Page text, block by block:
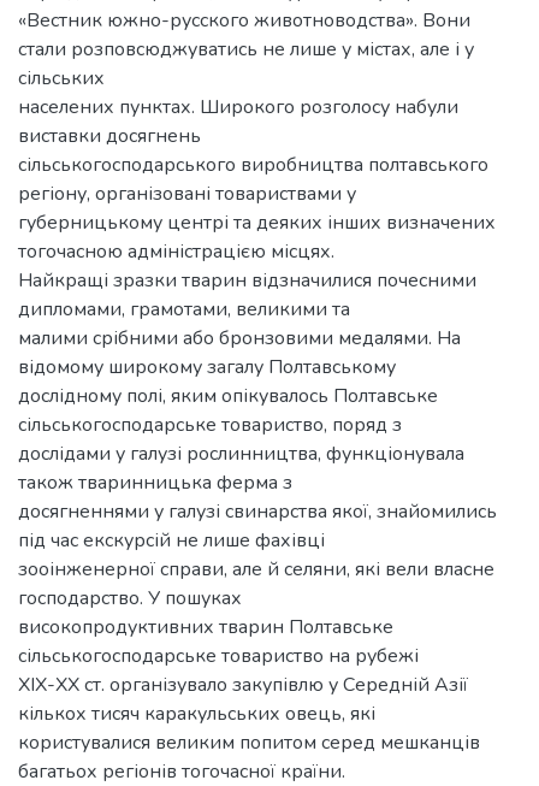
«Вестник южно-русского животноводства». Вони
стали розповсюджуватись не лише у містах, але і у
сільських
населених пунктах. Широкого розголосу набули
виставки досягнень
сільськогосподарського виробництва полтавського
регіону, організовані товариствами у
губерницькому центрі та деяких інших визначених
тогочасною адміністрацією місцях.
Найкращі зразки тварин відзначилися почесними
дипломами, грамотами, великими та
малими срібними або бронзовими медалями. На
відомому широкому загалу Полтавському
дослідному полі, яким опікувалось Полтавське
сільськогосподарське товариство, поряд з
дослідами у галузі рослинництва, функціонувала
також тваринницька ферма з
досягненнями у галузі свинарства якої, знайомились
під час екскурсій не лише фахівці
зооінженерної справи, але й селяни, які вели власне
господарство. У пошуках
високопродуктивних тварин Полтавське
сільськогосподарське товариство на рубежі
ХІХ-ХХ ст. організувало закупівлю у Середній Азії
кількох тисяч каракульських овець, які
користувалися великим попитом серед мешканців
багатьох регіонів тогочасної країни.